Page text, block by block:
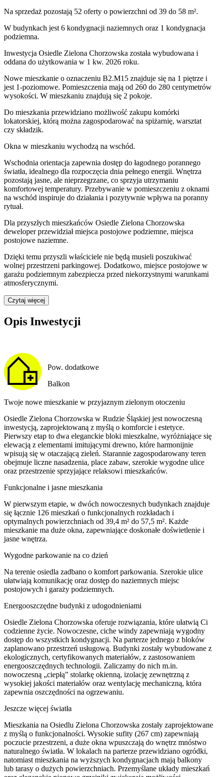
Na sprzedaż pozostają 52 oferty o powierzchni od 39 do 58 m².
W budynkach jest 6 kondygnacji naziemnych oraz 1 kondygnacja
podziemna.
Inwestycja Osiedle Zielona Chorzowska została wybudowana i
oddana do użytkowania w 1 kw. 2026 roku.
Nowe mieszkanie o oznaczeniu B2.M15 znajduje się na 1 piętrze i
jest 1-poziomowe. Pomieszczenia mają od 260 do 280 centymetrów
wysokości. W mieszkaniu znajdują się 2 pokoje.
Do mieszkania przewidziano możliwość zakupu komórki
lokatorskiej, którą można zagospodarować na spiżarnię, warsztat
czy składzik.
Okna w mieszkaniu wychodzą na wschód.
Wschodnia orientacja zapewnia dostęp do łagodnego porannego
światła, idealnego dla rozpoczęcia dnia pełnego energii. Wnętrza
pozostają jasne, ale nieprzegrzane, co sprzyja utrzymaniu
komfortowej temperatury. Przebywanie w pomieszczeniu z oknami
na wschód inspiruje do działania i pozytywnie wpływa na poranny
rytuał.
Dla przyszłych mieszkańców Osiedle Zielona Chorzowska
deweloper przewidziałmiejsca postojowe podziemne, miejsca
postojowe naziemne.
Dzięki temu przyszli właściciele nie będą musieli poszukiwać
wolnej przestrzeni parkingowej. Dodatkowo, miejsce postojowe w
garażu podziemnym zabezpiecza przed niekorzystnymi warunkami
atmosferycznymi.
Czytaj więcej
Opis Inwestycji
Pow. dodatkowe
Balkon
Twoje nowe mieszkanie w przyjaznym zielonym otoczeniu
Osiedle Zielona Chorzowska w Rudzie Śląskiej jest nowoczesną
inwestycją, zaprojektowaną z myślą o komforcie i estetyce.
Pierwszy etap to dwa eleganckie bloki mieszkalne, wyróżniające się
elewacją z elementami imitującymi drewno, które harmonijnie
wpisują się w otaczającą zieleń. Starannie zagospodarowany teren
obejmuje liczne nasadzenia, place zabaw, szerokie wygodne ulice
oraz przestrzenie sprzyjające relaksowi mieszkańców.
Funkcjonalne i jasne mieszkania
W pierwszym etapie, w dwóch nowoczesnych budynkach znajduje
się łącznie 126 mieszkań o funkcjonalnych rozkładach i
optymalnych powierzchniach od 39,4 m² do 57,5 m². Każde
mieszkanie ma duże okna, zapewniające doskonałe doświetlenie i
jasne wnętrza.
Wygodne parkowanie na co dzień
Na terenie osiedla zadbano o komfort parkowania. Szerokie ulice
ułatwiają komunikację oraz dostęp do naziemnych miejsc
postojowych i garaży podziemnych.
Energooszczędne budynki z udogodnieniami
Osiedle Zielona Chorzowska oferuje rozwiązania, które ułatwią Ci
codzienne życie. Nowoczesne, ciche windy zapewniają wygodny
dostęp do wszystkich kondygnacji. Na parterze jednego z bloków
zaplanowano przestrzeń usługową. Budynki zostały wybudowane z
ekologicznych, certyfikowanych materiałów, z zastosowaniem
energooszczędnych technologii. Zaliczamy do nich m.in.
nowoczesną „ciepłą” stolarkę okienną, izolację zewnętrzną z
wysokiej jakości materiałów oraz wentylację mechaniczną, która
zapewnia oszczędności na ogrzewaniu.
Jeszcze więcej światła
Mieszkania na Osiedlu Zielona Chorzowska zostały zaprojektowane
z myślą o funkcjonalności. Wysokie sufity (267 cm) zapewniają
poczucie przestrzeni, a duże okna wpuszczają do wnętrz mnóstwo
naturalnego światła. W lokalach na parterze przewidziano ogródki,
natomiast mieszkania na wyższych kondygnacjach mają balkony
lub tarasy o dużych powierzchniach. Przemyślane układy mieszkań